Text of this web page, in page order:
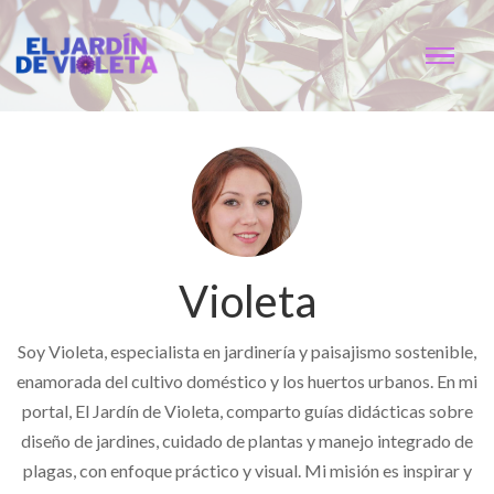
Violeta
Soy Violeta, especialista en jardinería y paisajismo sostenible,
enamorada del cultivo doméstico y los huertos urbanos. En mi
portal, El Jardín de Violeta, comparto guías didácticas sobre
diseño de jardines, cuidado de plantas y manejo integrado de
plagas, con enfoque práctico y visual. Mi misión es inspirar y